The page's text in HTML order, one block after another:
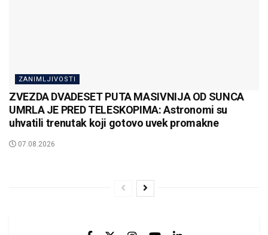
ZANIMLJIVOSTI
ZVEZDA DVADESET PUTA MASIVNIJA OD SUNCA
UMRLA JE PRED TELESKOPIMA: Astronomi su
uhvatili trenutak koji gotovo uvek promakne
07.08.2026